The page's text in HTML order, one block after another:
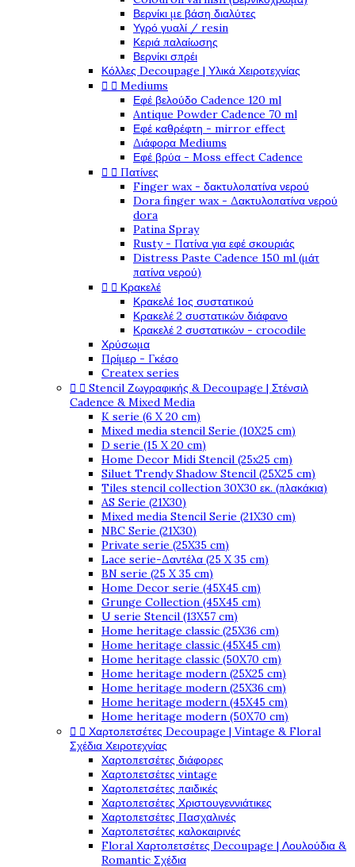
Βερνίκι με βάση διαλύτες
Υγρό γυαλί / resin
Κεριά παλαίωσης
Βερνίκι σπρέι
Κόλλες Decoupage | Υλικά Χειροτεχνίας
  Mediums
Εφέ βελούδο Cadence 120 ml
Antique Powder Cadence 70 ml
Εφέ καθρέφτη - mirror effect
Διάφορα Mediums
Εφέ βρύα - Moss effect Cadence
  Πατίνες
Finger wax - δακτυλοπατίνα νερού
Dora finger wax - Δακτυλοπατίνα νερού
dora
Patina Spray
Rusty - Πατίνα για εφέ σκουριάς
Distress Paste Cadence 150 ml (μάτ
πατίνα νερού)
  Κρακελέ
Κρακελέ 1ος συστατικού
Κρακελέ 2 συστατικών διάφανο
Κρακελέ 2 συστατικών - crocodile
Χρύσωμα
Πρίμερ - Γκέσο
Createx series
  Stencil Ζωγραφικής & Decoupage | Στένσιλ
Cadence & Mixed Media
K serie (6 X 20 cm)
Mixed media stencil Serie (10X25 cm)
D serie (15 X 20 cm)
Home Decor Midi Stencil (25x25 cm)
Siluet Trendy Shadow Stencil (25X25 cm)
Tiles stencil collection 30X30 εκ. (πλακάκια)
AS Serie (21X30)
Mixed media Stencil Serie (21X30 cm)
NBC Serie (21X30)
Private serie (25X35 cm)
Lace serie-Δαντέλα (25 X 35 cm)
BN serie (25 X 35 cm)
Home Decor serie (45X45 cm)
Grunge Collection (45X45 cm)
U serie Stencil (13X57 cm)
Home heritage classic (25X36 cm)
Home heritage classic (45X45 cm)
Home heritage classic (50X70 cm)
Home heritage modern (25X25 cm)
Home heritage modern (25X36 cm)
Home heritage modern (45X45 cm)
Home heritage modern (50X70 cm)
  Χαρτοπετσέτες Decoupage | Vintage & Floral
Σχέδια Χειροτεχνίας
Χαρτοπετσέτες διάφορες
Χαρτοπετσέτες vintage
Χαρτοπετσέτες παιδικές
Χαρτοπετσέτες Χριστουγεννιάτικες
Χαρτοπετσέτες Πασχαλινές
Χαρτοπετσέτες καλοκαιρινές
Floral Χαρτοπετσέτες Decoupage | Λουλούδια &
Romantic Σχέδια